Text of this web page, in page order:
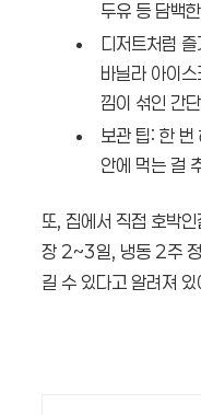
두유 등 담백
디저트처럼
바닐라 아이
낌이 섞인 간
보관 팁: 한
안에 먹는 걸
또, 집에서 직접 호박
장 2~3일, 냉동 2주
길 수 있다고 알려져 있